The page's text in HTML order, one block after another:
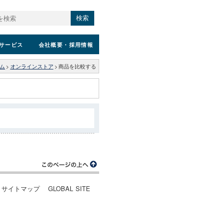
検索
ービス 会社概要 ・採用情報
> オンラインストア > 商品を比較する
サイトマップ GLOBAL SITE